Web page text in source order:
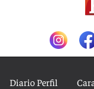
Diario Perfil